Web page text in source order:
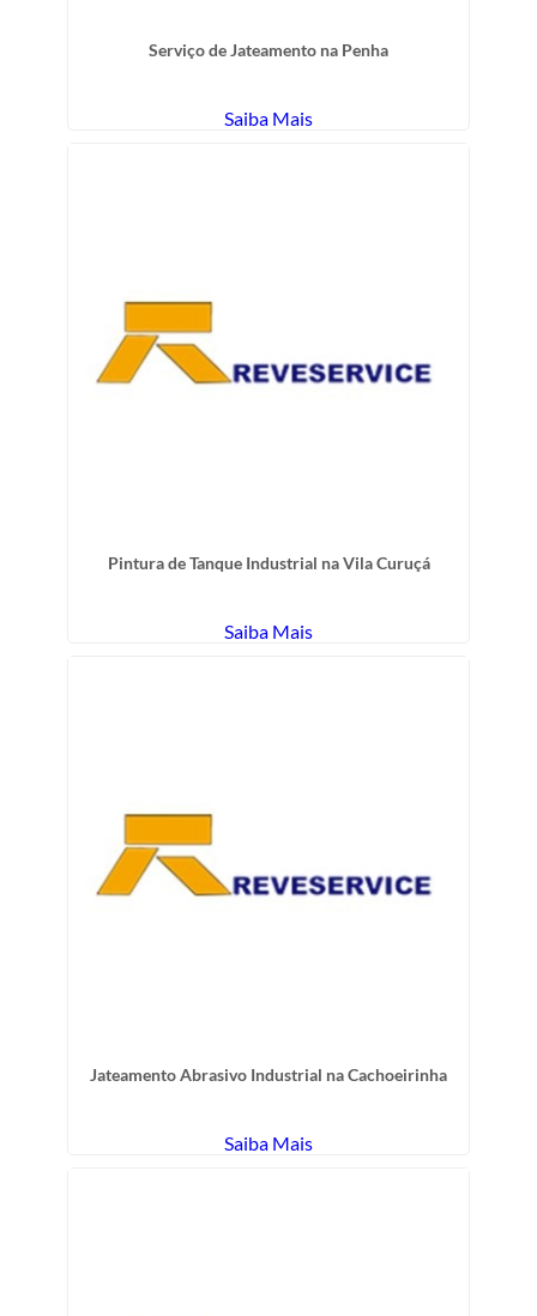
Serviço de Jateamento na Penha
Saiba Mais
Pintura de Tanque Industrial na Vila Curuçá
Saiba Mais
Jateamento Abrasivo Industrial na Cachoeirinha
Saiba Mais